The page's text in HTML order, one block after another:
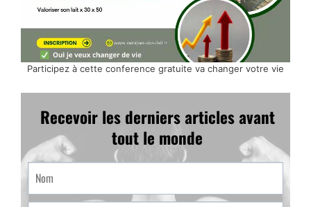
Participez à cette conference gratuite va changer votre vie